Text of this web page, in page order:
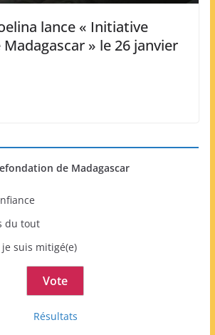
lance « Initiative
Madagascar » le 26 janvier
de Madagascar
du tout
je suis mitigé(e)
Résultats